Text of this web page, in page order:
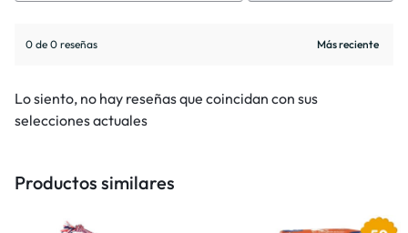
0 de 0 reseñas
Lo siento, no hay reseñas que coincidan con sus
selecciones actuales
Productos similares